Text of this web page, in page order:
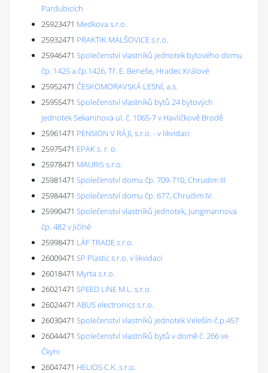
Pardubicích
25923471 Medkova s.r.o.
25932471 PRAKTIK MALŠOVICE s.r.o.
25946471 Společenství vlastníků jednotek bytového domu
čp. 1425 a čp.1426, Tř. E. Beneše, Hradec Králové
25952471 ČESKOMORAVSKÁ LESNÍ, a.s.
25955471 Společenství vlastníků bytů 24 bytových
jednotek Sekaninova ul. č. 1065-7 v Havlíčkově Brodě
25961471 PENSION V RÁJI, s.r.o. - v likvidaci
25975471 EPAK s. r. o.
25978471 MAURIS s.r.o.
25981471 Společenství domu čp. 709-710, Chrudim III
25984471 Společenství domu čp. 677, Chrudim IV.
25990471 Společenství vlastníků jednotek, Jungmannova
čp. 482 v Jičíně
25998471 LÁF TRADE s.r.o.
26009471 SP Plastic s.r.o. v likvidaci
26018471 Myrta s.r.o.
26021471 SPEED LINE M.L. s.r.o.
26024471 ABUS electronics s.r.o.
26030471 Společenství vlastníků jednotek Velešín-č.p.457
26044471 Společenství vlastníků bytů v domě č. 266 ve
Čkyni
26047471 HELIOS C.K. s.r.o.